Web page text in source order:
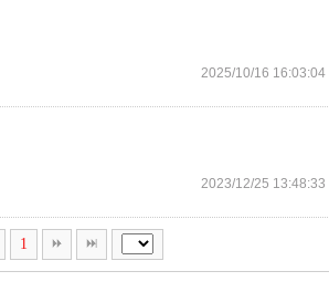
2025/10/16 16:03:04
2023/12/25 13:48:33
1